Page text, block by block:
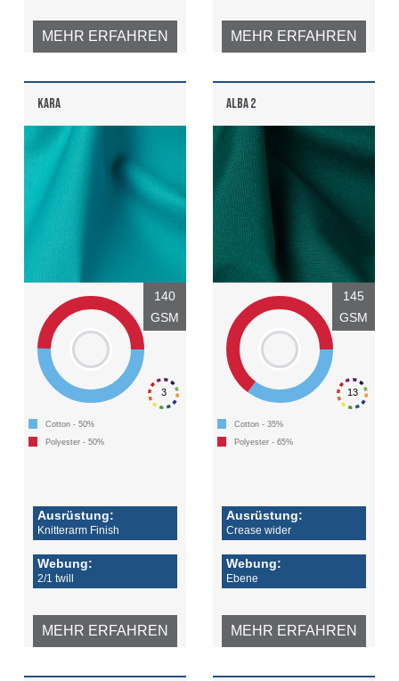
MEHR ERFAHREN MEHR ERFAHREN
KARA
3
140
GSM
Cotton - 50%
Polyester - 50%
Ausrüstung:
Knitterarm Finish
Webung:
2/1 twill
MEHR ERFAHREN
ALBA 2
13
145
GSM
Cotton - 35%
Polyester - 65%
Ausrüstung:
Crease wider
Webung:
Ebene
MEHR ERFAHREN